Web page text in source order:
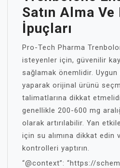
Satın Alma Ve
İpuçları
Pro-Tech Pharma
isteyenler için, güvenilir
sağlamak önemlidir. Uygun
yaparak orijinal ürünü
talimatlarına dikkat
genellikle 200-600 mg
olarak artırılabilir. Yan
için su alımına dikkat edin
kontrolleri yaptırın.
“@context”: “https://